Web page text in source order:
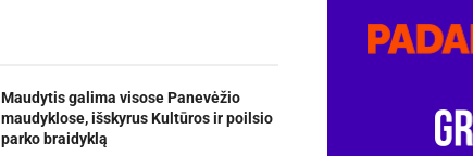
Maudytis galima visose Panevėžio
maudyklose, išskyrus Kultūros ir poilsio
parko braidyklą